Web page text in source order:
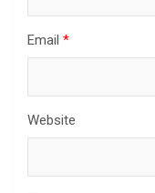
Email *
Website